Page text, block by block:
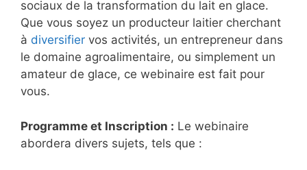
sociaux de la transformation du lait en glace.
Que vous soyez un producteur laitier cherchant
à diversifier vos activités, un entrepreneur dans
le domaine agroalimentaire, ou simplement un
amateur de glace, ce webinaire est fait pour
vous.
Programme et Inscription : Le webinaire
abordera divers sujets, tels que :